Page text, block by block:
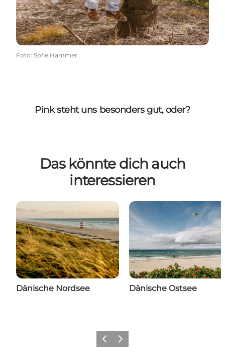
Foto: Sofie Hammer
Pink steht uns besonders gut, oder?
Das könnte dich auch
interessieren
Dänische Nordsee Dänische Ostsee
ZurückWeiter